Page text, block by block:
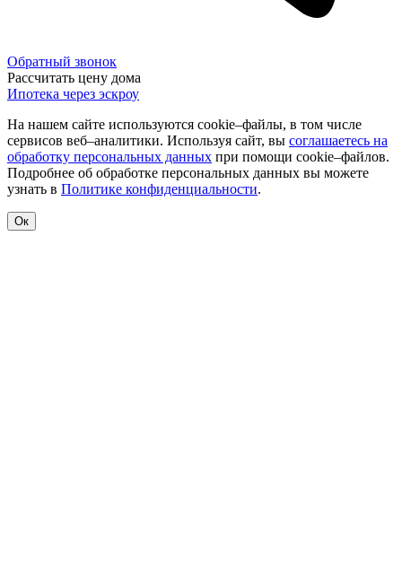
Обратный звонок
Рассчитать цену дома
Ипотека через эскроу
На нашем сайте используются cookie–файлы, в том числе
сервисов веб–аналитики. Используя сайт, вы соглашаетесь на
обработку персональных данных при помощи cookie–файлов.
Подробнее об обработке персональных данных вы можете
узнать в Политике конфиденциальности.
Ок